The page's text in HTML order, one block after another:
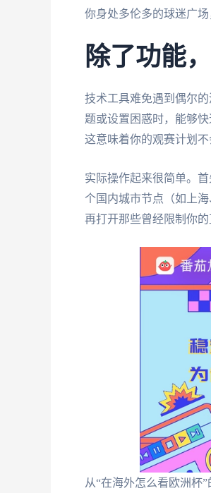
你身处多伦多的球迷广
除了功能
技术工具难免遇到偶尔
题或设置困惑时，能够
这意味着你的观赛计划不
实际操作起来很简单。
个国内城市节点（如上
再打开那些曾经限制你
从“在海外怎么看欧洲杯